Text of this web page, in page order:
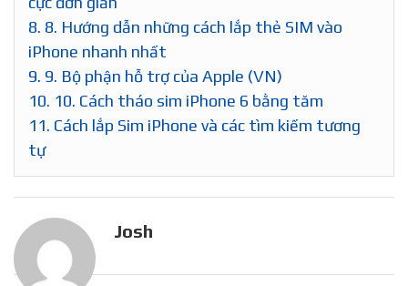
8. 8. Hướng dẫn những cách lắp thẻ SIM vào
iPhone nhanh nhất
9. 9. Bộ phận hỗ trợ của Apple (VN)
10. 10. Cách tháo sim iPhone 6 bằng tăm
11. Cách lắp Sim iPhone và các tìm kiếm tương
tự
Josh